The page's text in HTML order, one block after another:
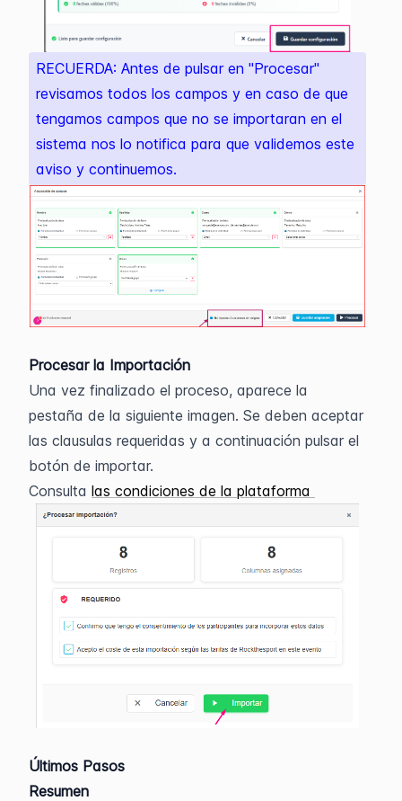
RECUERDA: Antes de pulsar en "Procesar"
revisamos todos los campos y en caso de que
tengamos campos que no se importaran en el
sistema nos lo notifica para que validemos este
aviso y continuemos.
Procesar la Importación
Una vez finalizado el proceso, aparece la
pestaña de la siguiente imagen. Se deben aceptar
las clausulas requeridas y a continuación pulsar el
botón de importar.
Consulta las condiciones de la plataforma
Últimos Pasos
Resumen